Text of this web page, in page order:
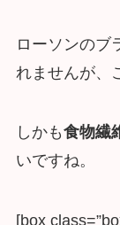
ローソンのブ
れませんが、
しかも食物繊
いですね。
[box